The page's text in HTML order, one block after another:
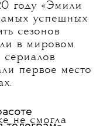
году «Эмили
успешных
сезонов
в мировом
сериалов
первое место
не смогла